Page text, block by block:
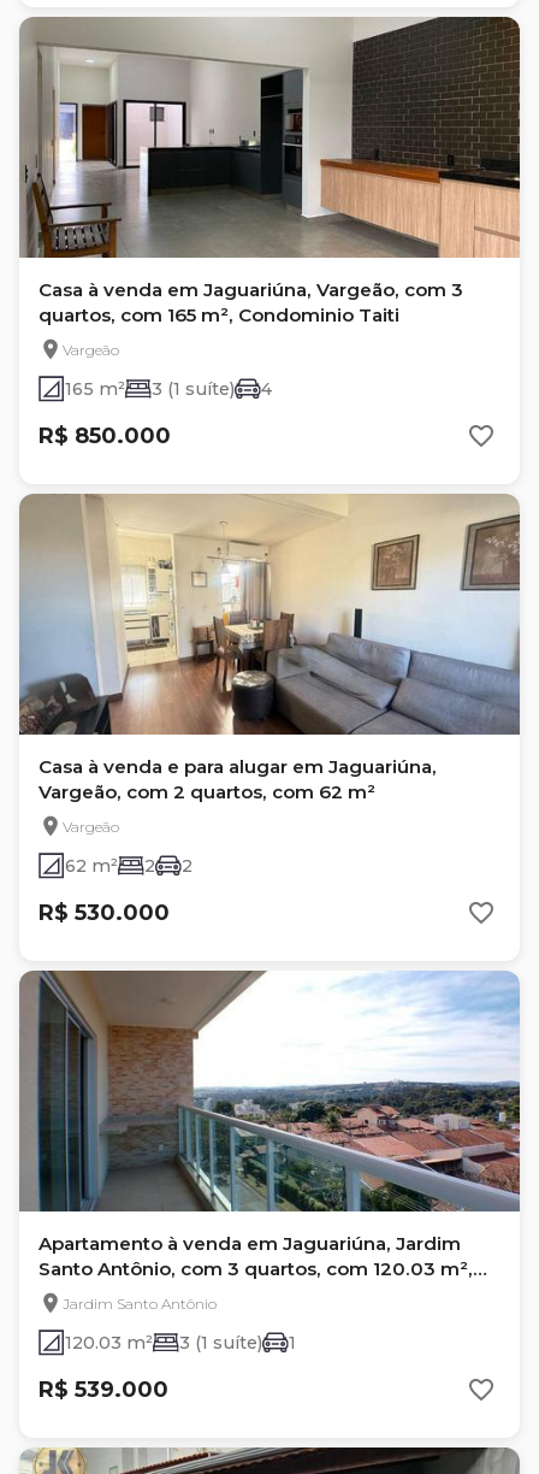
Casa à venda em Jaguariúna, Vargeão, com 3
quartos, com 165 m², Condominio Taiti
Vargeão
165 m² 3 (1 suíte) 4
R$ 850.000
Casa à venda e para alugar em Jaguariúna,
Vargeão, com 2 quartos, com 62 m²
Vargeão
62 m² 2 2
R$ 530.000
Apartamento à venda em Jaguariúna, Jardim
Santo Antônio, com 3 quartos, com 120.03 m²,
Lakes Park
Jardim Santo Antônio
120.03 m² 3 (1 suíte) 1
R$ 539.000